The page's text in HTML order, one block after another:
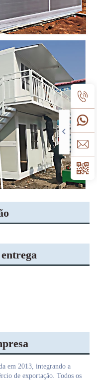
em 2013, integrando a
de exportação. Todos os